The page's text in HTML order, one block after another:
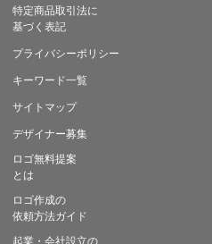
特定商品取引法に
基づく表記
プライバシーポリシー
キーワード一覧
サイトマップ
デザイナー募集
ロゴ無料提案
とは
ロゴ作成の
依頼方法ガイド
起業・会社設立の